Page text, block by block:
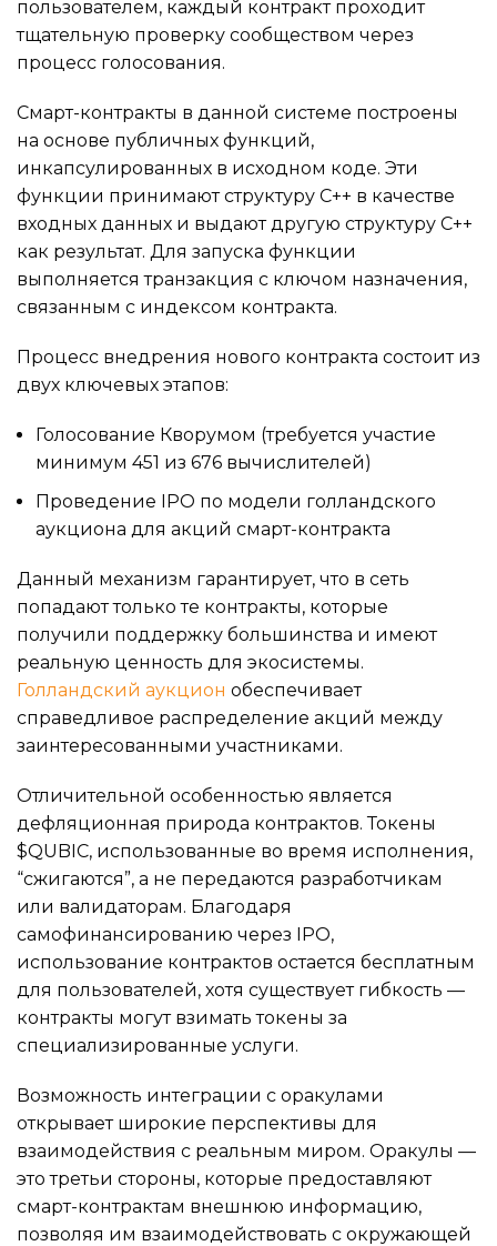
пользователем, каждый контракт проходит
тщательную проверку сообществом через
процесс голосования.
Смарт-контракты в данной системе построены
на основе публичных функций,
инкапсулированных в исходном коде. Эти
функции принимают структуру C++ в качестве
входных данных и выдают другую структуру C++
как результат. Для запуска функции
выполняется транзакция с ключом назначения,
связанным с индексом контракта.
Процесс внедрения нового контракта состоит из
двух ключевых этапов:
Голосование Кворумом (требуется участие
минимум 451 из 676 вычислителей)
Проведение IPO по модели голландского
аукциона для акций смарт-контракта
Данный механизм гарантирует, что в сеть
попадают только те контракты, которые
получили поддержку большинства и имеют
реальную ценность для экосистемы.
Голландский аукцион обеспечивает
справедливое распределение акций между
заинтересованными участниками.
Отличительной особенностью является
дефляционная природа контрактов. Токены
$QUBIC, использованные во время исполнения,
“сжигаются”, а не передаются разработчикам
или валидаторам. Благодаря
самофинансированию через IPO,
использование контрактов остается бесплатным
для пользователей, хотя существует гибкость —
контракты могут взимать токены за
специализированные услуги.
Возможность интеграции с оракулами
открывает широкие перспективы для
взаимодействия с реальным миром. Оракулы —
это третьи стороны, которые предоставляют
смарт-контрактам внешнюю информацию,
позволяя им взаимодействовать с окружающей